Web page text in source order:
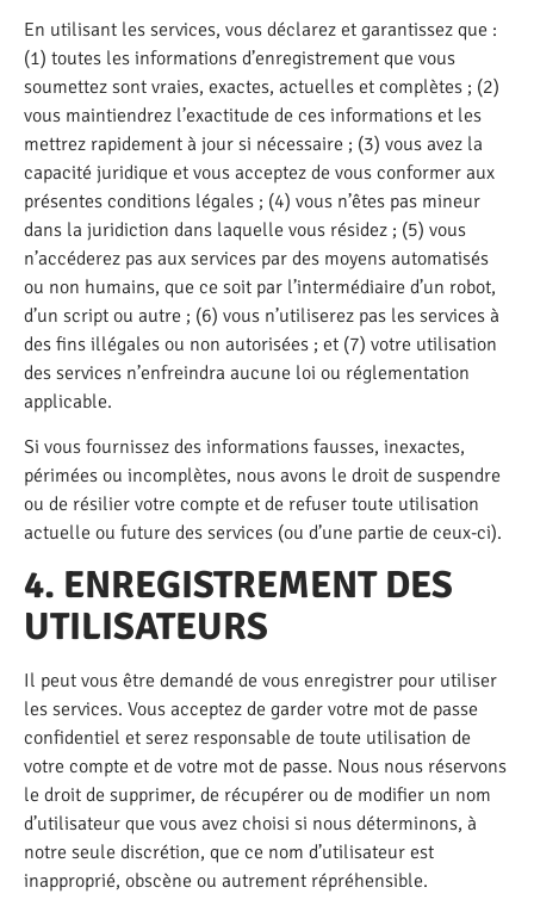
En utilisant les services, vous déclarez et garantissez que :
(1) toutes les informations d’enregistrement que vous
soumettez sont vraies, exactes, actuelles et complètes ; (2)
vous maintiendrez l’exactitude de ces informations et les
mettrez rapidement à jour si nécessaire ; (3) vous avez la
capacité juridique et vous acceptez de vous conformer aux
présentes conditions légales ; (4) vous n’êtes pas mineur
dans la juridiction dans laquelle vous résidez ; (5) vous
n’accéderez pas aux services par des moyens automatisés
ou non humains, que ce soit par l’intermédiaire d’un robot,
d’un script ou autre ; (6) vous n’utiliserez pas les services à
des fins illégales ou non autorisées ; et (7) votre utilisation
des services n’enfreindra aucune loi ou réglementation
applicable.
Si vous fournissez des informations fausses, inexactes,
périmées ou incomplètes, nous avons le droit de suspendre
ou de résilier votre compte et de refuser toute utilisation
actuelle ou future des services (ou d’une partie de ceux-ci).
4. ENREGISTREMENT DES
UTILISATEURS
Il peut vous être demandé de vous enregistrer pour utiliser
les services. Vous acceptez de garder votre mot de passe
confidentiel et serez responsable de toute utilisation de
votre compte et de votre mot de passe. Nous nous réservons
le droit de supprimer, de récupérer ou de modifier un nom
d’utilisateur que vous avez choisi si nous déterminons, à
notre seule discrétion, que ce nom d’utilisateur est
inapproprié, obscène ou autrement répréhensible.